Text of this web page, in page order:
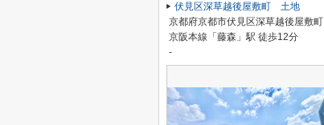
伏見区深草越後屋敷町 土地
京都府京都市伏見区深草越後屋敷町
京阪本線「藤森」駅 徒歩12分
-